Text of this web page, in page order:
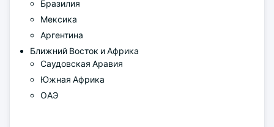
Бразилия
Мексика
Аргентина
Ближний Восток и Африка
Саудовская Аравия
Южная Африка
ОАЭ